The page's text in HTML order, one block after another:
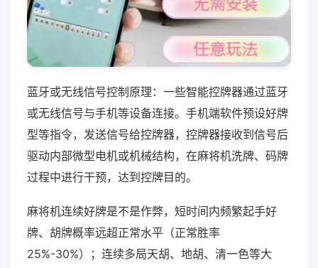
蓝牙或无线信号控制原理：一些智能控牌器通过蓝牙
或无线信号与手机等设备连接。手机端软件预设好牌
型等指令，发送信号给控牌器，控牌器接收到信号后
驱动内部微型电机或机械结构，在麻将机洗牌、码牌
过程中进行干预，达到控牌目的。
麻将机连续好牌是不是作弊，短时间内频繁起手好
牌、胡牌概率远超正常水平（正常胜率
25%-30%）；连续多局天胡、地胡、清一色等大